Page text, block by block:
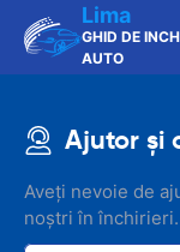
Lima
GHID DE
AUTO
Ajutor și
Aveți nevoie de
noștri în închirieri.